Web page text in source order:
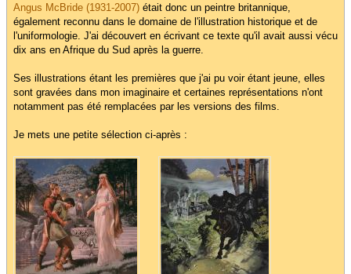
Angus McBride (1931-2007) était donc un peintre britannique,
également reconnu dans le domaine de l'illustration historique et de
l'uniformologie. J'ai découvert en écrivant ce texte qu'il avait aussi vécu
dix ans en Afrique du Sud après la guerre.
Ses illustrations étant les premières que j'ai pu voir étant jeune, elles
sont gravées dans mon imaginaire et certaines représentations n'ont
notamment pas été remplacées par les versions des films.
Je mets une petite sélection ci-après :